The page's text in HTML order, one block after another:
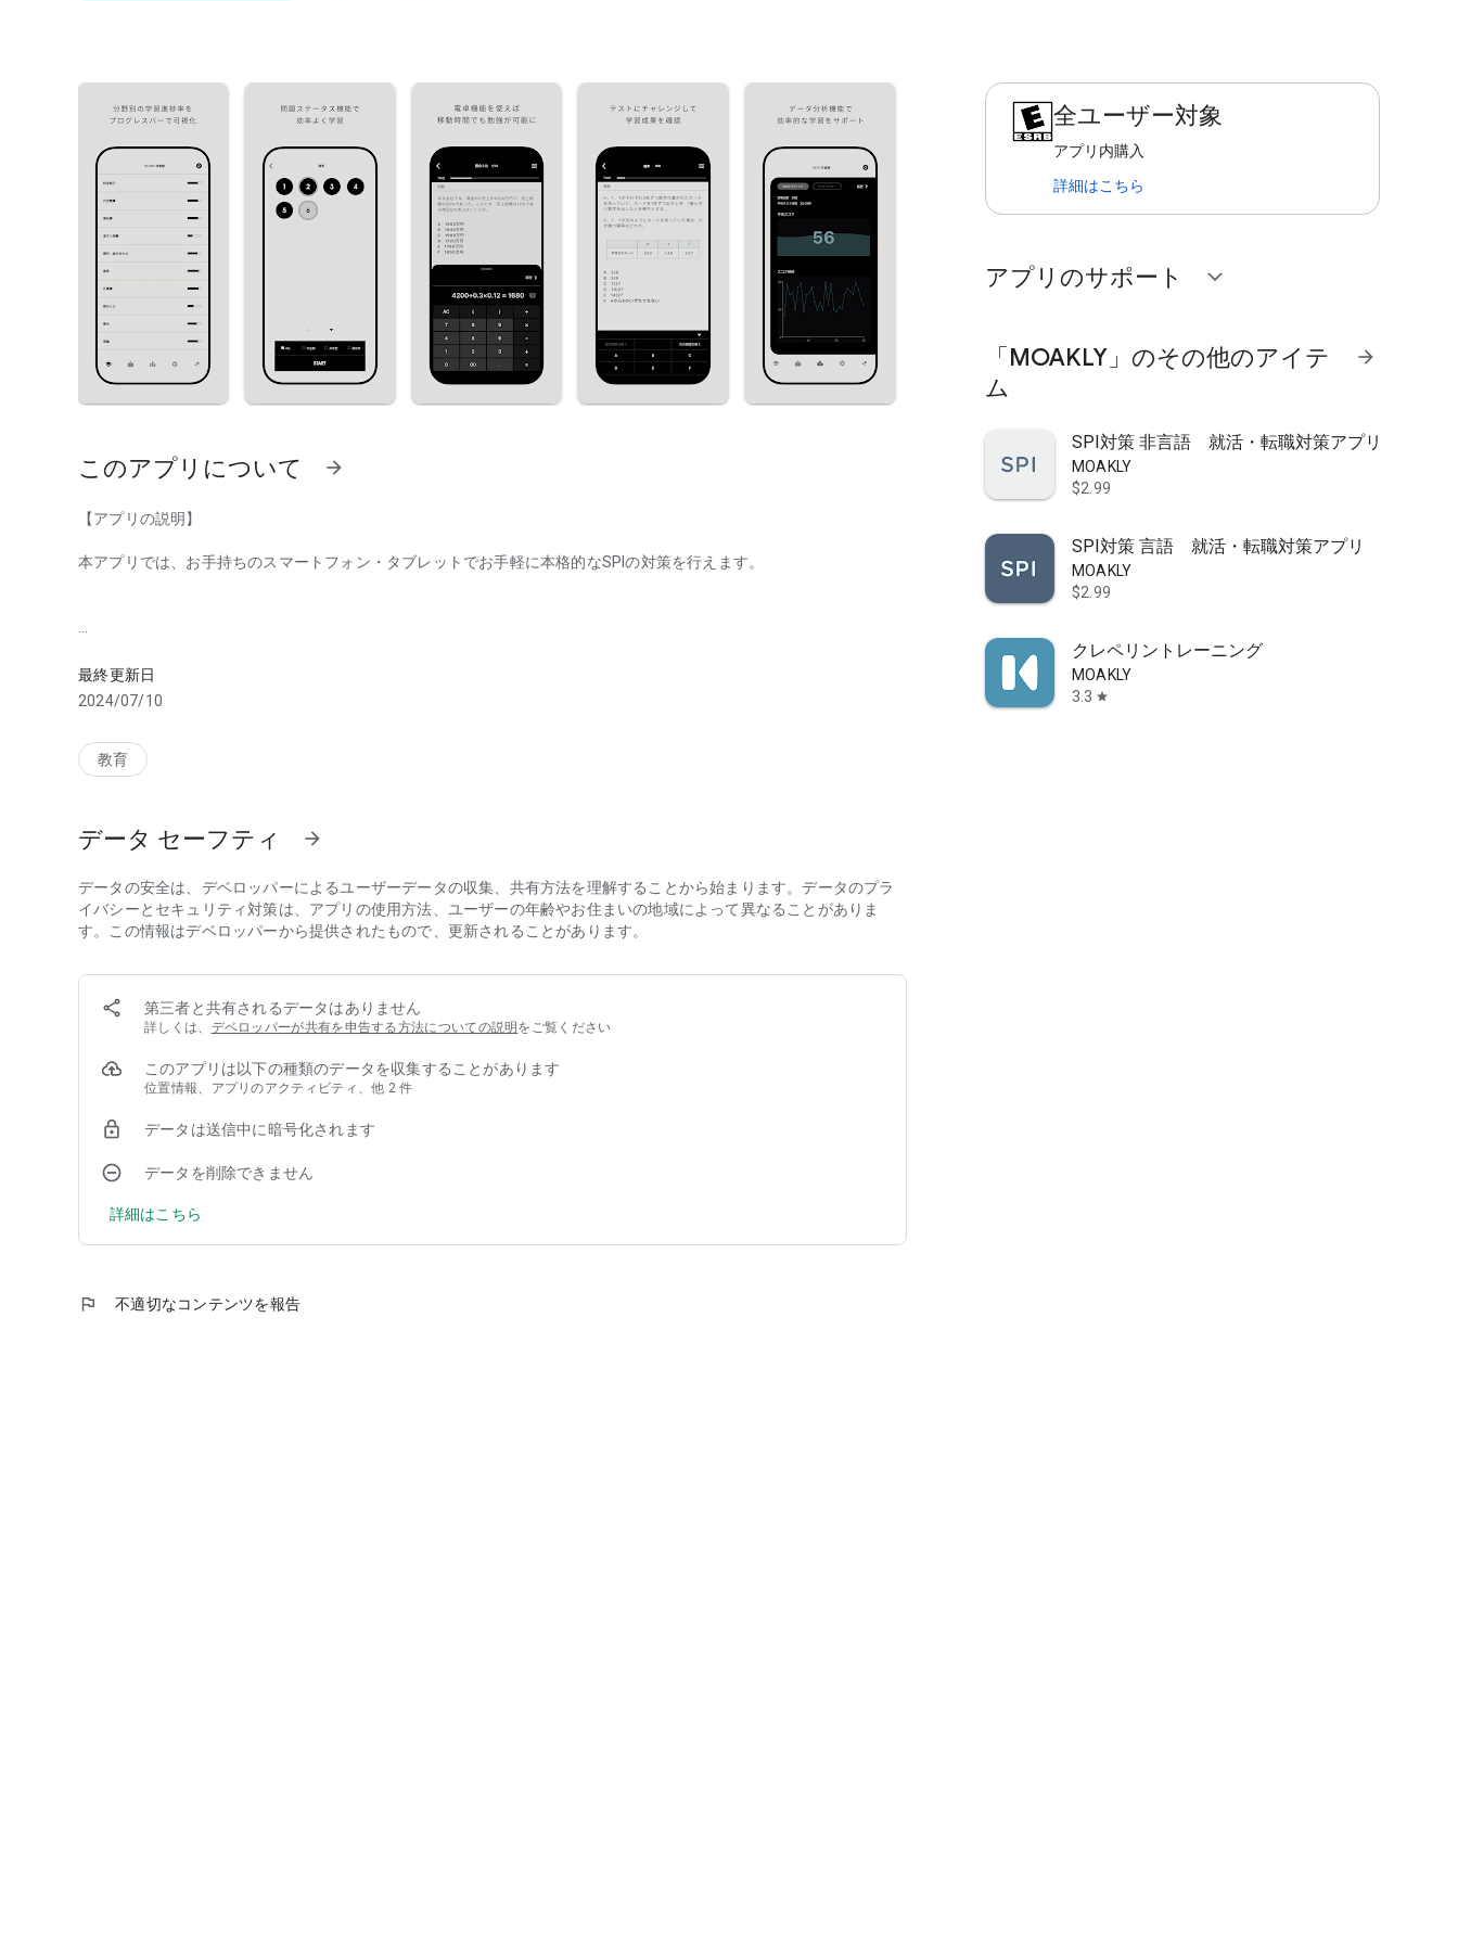
このアプリについて arrow_forward
【アプリの説明】
本アプリでは、お手持ちのスマートフォン・タブレットでお手軽に本格的なSPIの対策を行えます。
特徴１：豊富な問題数
収録分野
・料金割引
・損益算
・速さと距離
・順列・組み合わせ
・仕事算
・割合と比
・集合
・推論 平均
・推論 順序
・推論 正誤
・推論 位置関係
・推論 整数
・表の解釈
・二語の関係
いまの実力を把握できていますか？ すぐに試せる模擬試験に挑戦して現状を把握しよう！アプリで簡単WEBテスト対策！就活必携アプリ！
最終更新日
2024/07/10
教育
データ セーフティ arrow_forward
データの安全は、デベロッパーによるユーザーデータの収集、共有方法を理解することから始まります。データのプラ
イバシーとセキュリティ対策は、アプリの使用方法、ユーザーの年齢やお住まいの地域によって異なることがありま
す。この情報はデベロッパーから提供されたもので、更新されることがあります。
第三者と共有されるデータはありません
詳しくは、 デベロッパーが共有を申告する方法についての説明 をご覧ください
このアプリは以下の種類のデータを収集することがあります
位置情報、アプリのアクティビティ、他 2 件
データは送信中に暗号化されます
データを削除できません
詳細はこちら
flag 不適切なコンテンツを報告
全ユーザー対象
アプリ内購入
詳細はこちら
アプリのサポート expand_more
「MOAKLY」のその他のアイテ
ム
arrow_forward
SPI対策 非言語 就活・転職対策アプリ
MOAKLY
$2.99
SPI対策 言語 就活・転職対策アプリ
MOAKLY
$2.99
クレペリントレーニング
MOAKLY
3.3 star